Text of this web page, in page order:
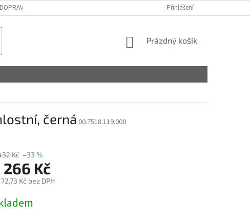
Přihlášení
NÁKUPNÍ
Prázdný košík
černá 00.7518.119.000
Kč –33 %
266 Kč
Kč bez DPH